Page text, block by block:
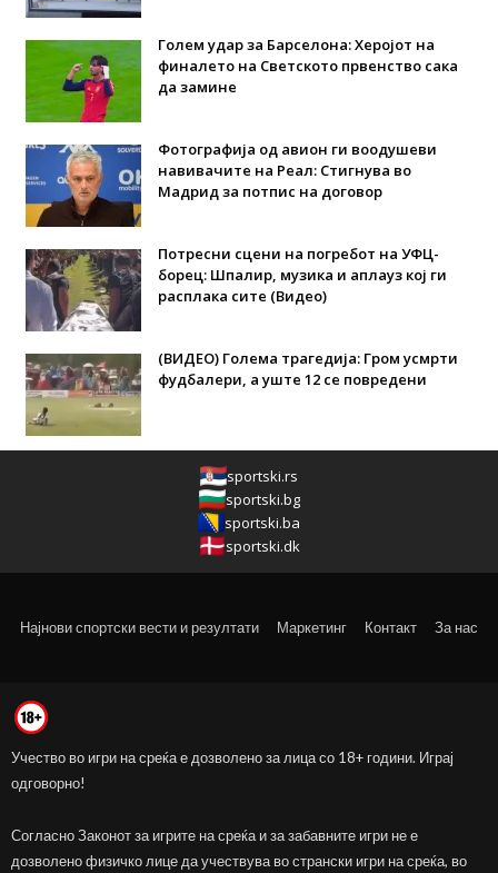
Голем удар за Барселона: Херојот на
финалето на Светското првенство сака
да замине
Фотографија од авион ги воодушеви
навивачите на Реал: Стигнува во
Мадрид за потпис на договор
Потресни сцени на погребот на УФЦ-
борец: Шпалир, музика и аплауз кој ги
расплака сите (Видео)
(ВИДЕО) Голема трагедија: Гром усмрти
фудбалери, а уште 12 се повредени
sportski.rs
sportski.bg
sportski.ba
sportski.dk
Најнови спортски вести и резултати Маркетинг Контакт За нас
Учество во игри на среќа е дозволено за лица со 18+ години. Играј
одговорно!
Согласно Законот за игрите на среќа и за забавните игри не е
дозволено физичко лице да учествува во странски игри на среќа, во